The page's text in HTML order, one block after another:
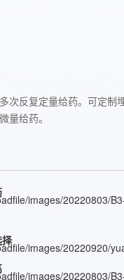
次反复定量给药。可定制
量给药。